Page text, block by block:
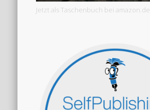
Jetzt als Taschenbuch bei amazon.de